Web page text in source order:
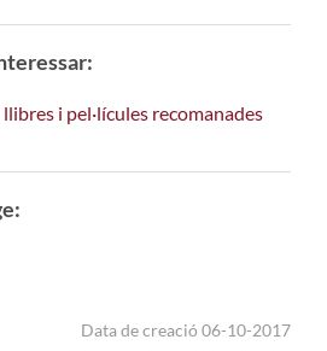
i pel·lícules recomanades
Data de creació 06-10-2017